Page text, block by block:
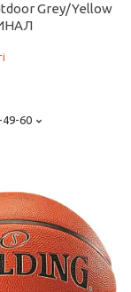
Grey/Yellow
49-60